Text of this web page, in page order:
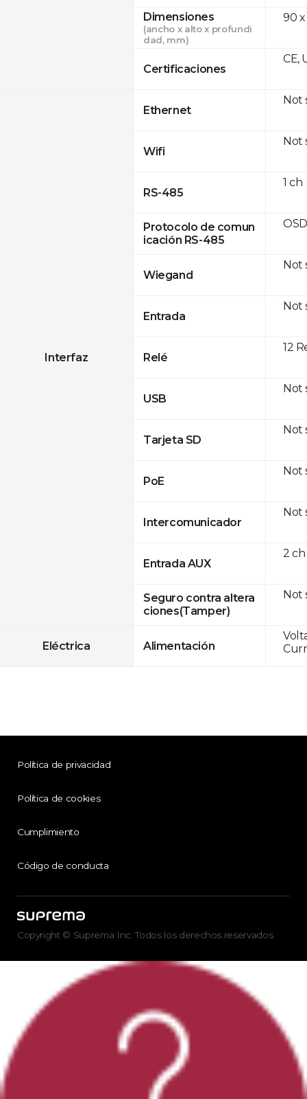
Dimensiones
(ancho x alto x profundi
dad, mm)
Certificaciones
Interfaz
Ethernet
Wifi
RS-485
Protocolo de comun
icación RS-485
Wiegand
Entrada
Relé
USB
Tarjeta SD
PoE
Intercomunicador
Entrada AUX
Seguro contra altera
ciones(Tamper)
Eléctrica Alimentación
90 x
CE,
Not
Not
1 ch
Not
Not
12
Not
Not
Not
Not
2
Not
Política de privacidad
Política de cookies
Cumplimiento
Código de conducta
Copyright © Suprema Inc. Todos los derechos reservados.